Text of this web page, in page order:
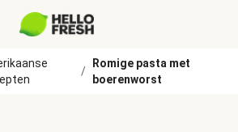
/
Romige pasta met
boerenworst